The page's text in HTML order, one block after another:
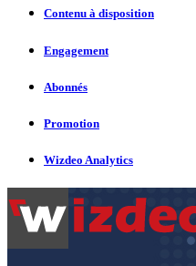
Contenu à disposition
Engagement
Abonnés
Promotion
Wizdeo Analytics